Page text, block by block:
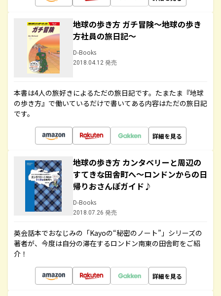
地球の歩き方 ガチ冒険～地球の歩き
方社員の旅日記～
D-Books
2018.04.12 発売
本書は4人の旅好きによるただの旅日記です。たまたま『地球
の歩き方』で働いているだけで書いてある内容はただの旅日記
です。
詳細を見る
地球の歩き方 カンタベリーと周辺の
すてきな田舎町へ～ロンドンからの日
帰りおさんぽガイド♪
D-Books
2018.07.26 発売
英会話本でおなじみの「Kayoの“秘密のノート”」シリーズの
著者が、今度は自分の滞在するロンドン南東の田舎町をご紹
介！
詳細を見る